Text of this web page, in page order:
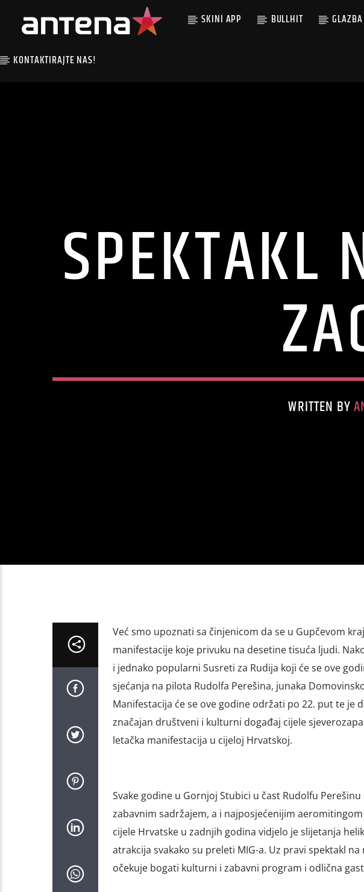
SKINI APP BULLHIT GLAZBA
KONTAKTIRAJTE NAS!
SPEKTAKL
WRITTEN BY
Već smo upoznati sa činjenicom da se u Gupčevom
manifestacije koje privuku na desetine tisuća ljudi.
i jednako popularni Susreti za Rudija koji će se ove
sjećanja na pilota Rudolfa Perešina, junaka
Manifestacija će se ove godine održati po 22. put te je
značajan društveni i kulturni događaj cijele
letačka manifestacija u cijeloj Hrvatskoj.
Svake godine u Gornjoj Stubici u čast Rudolfu
zabavnim sadržajem, a i najposjećenijim
cijele Hrvatske u zadnjih godina vidjelo je slijetanja
atrakcija svakako su preleti MIG-a. Uz pravi spektakl
očekuje bogati kulturni i zabavni program i odlična